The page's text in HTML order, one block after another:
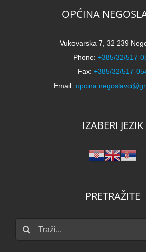
OPĆINA
Vukovarska 7, 32 239
Phone: +385/32/517-
Fax: +385/32/517-
Email:
IZABERI JEZIK
PRETRAŽITE
Traži...